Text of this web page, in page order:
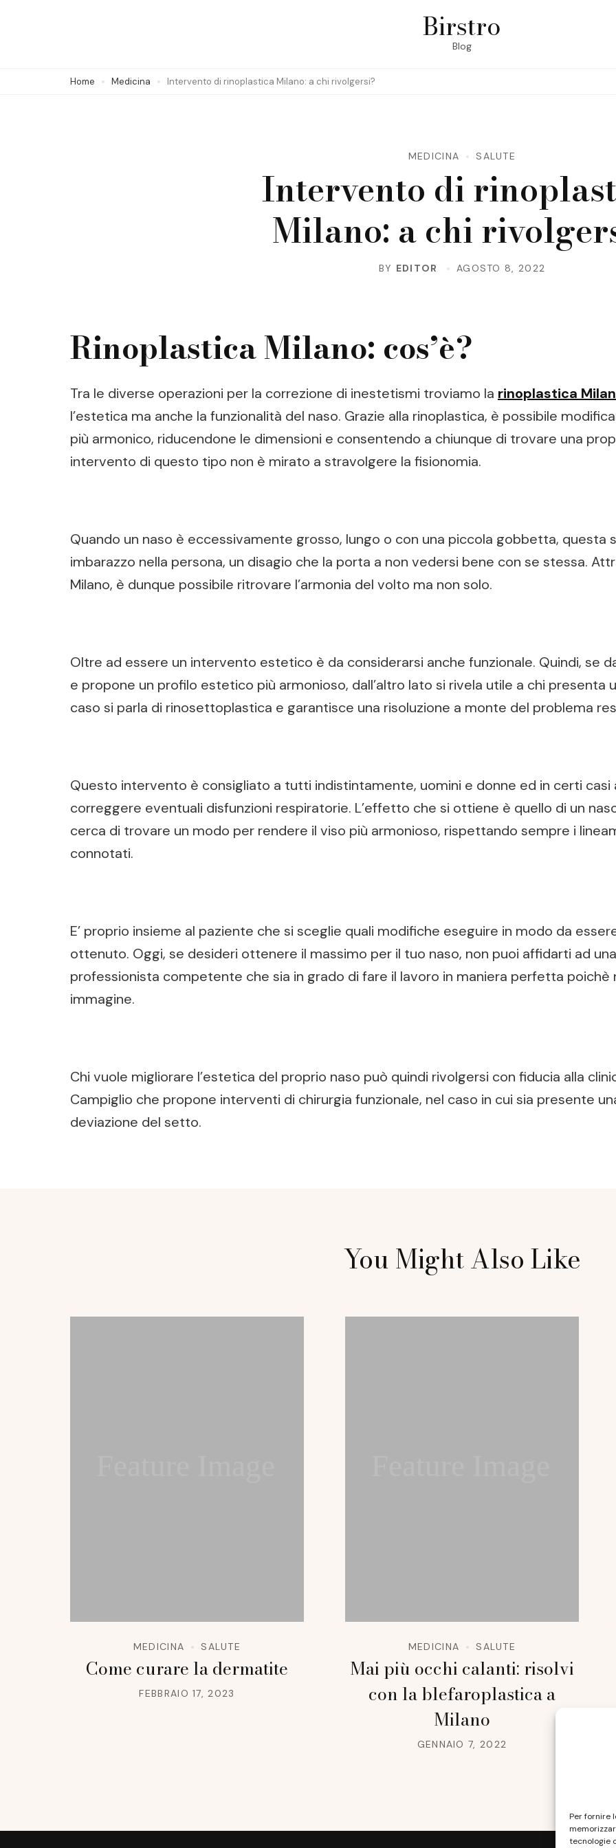
Per fornire
tecnologie
Birstro
Blog
Home Medicina Intervento di rinoplastica Milano: a chi rivolgersi?
MEDICINA SALUTE
Intervento di
Milano: a chi
BY EDITOR AGOSTO 8, 2022
Rinoplastica Milano: cos’è?
Tra le diverse operazioni per la correzione di inestetismi troviamo la rinoplastica
l’estetica ma anche la funzionalità del naso. Grazie alla rinoplastica, è possibile
più armonico, riducendone le dimensioni e consentendo a chiunque di trovare una
intervento di questo tipo non è mirato a stravolgere la fisionomia.
Quando un naso è eccessivamente grosso, lungo o con una piccola gobbetta, questa
imbarazzo nella persona, un disagio che la porta a non vedersi bene con se stessa.
Milano, è dunque possibile ritrovare l’armonia del volto ma non solo.
Oltre ad essere un intervento estetico è da considerarsi anche funzionale. Quindi, se
e propone un profilo estetico più armonioso, dall’altro lato si rivela utile a chi presenta
caso si parla di rinosettoplastica e garantisce una risoluzione a monte del problema
Questo intervento è consigliato a tutti indistintamente, uomini e donne ed in certi
correggere eventuali disfunzioni respiratorie. L’effetto che si ottiene è quello di un
cerca di trovare un modo per rendere il viso più armonioso, rispettando sempre i
connotati.
E’ proprio insieme al paziente che si sceglie quali modifiche eseguire in modo da
ottenuto. Oggi, se desideri ottenere il massimo per il tuo naso, non puoi affidarti ad
professionista competente che sia in grado di fare il lavoro in maniera perfetta
immagine.
Chi vuole migliorare l’estetica del proprio naso può quindi rivolgersi con fiducia alla
Campiglio che propone interventi di chirurgia funzionale, nel caso in cui sia presente
deviazione del setto.
You Might Also Like
MEDICINA SALUTE
Come curare la dermatite
FEBBRAIO 17, 2023
MEDICINA SALUTE
Mai più occhi calanti: risolvi
con la blefaroplastica a
Milano
GENNAIO 7, 2022